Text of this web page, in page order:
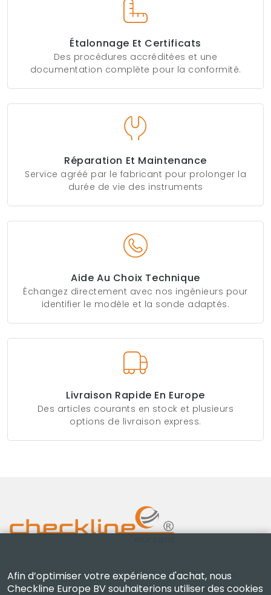
Étalonnage Et Certificats
Des procédures accréditées et une
documentation complète pour la conformité.
Réparation Et Maintenance
Service agréé par le fabricant pour prolonger la
durée de vie des instruments
Aide Au Choix Technique
Échangez directement avec nos ingénieurs pour
identifier le modèle et la sonde adaptés.
Livraison Rapide En Europe
Des articles courants en stock et plusieurs
options de livraison express.
Checkline Europe B.V. — spécialistes de la fourniture,
de l'étalonnage, de la certification et de la réparation
Afin d’optimiser votre expérience d'achat, nous
Checkline Europe BV souhaiterions utiliser des cookies